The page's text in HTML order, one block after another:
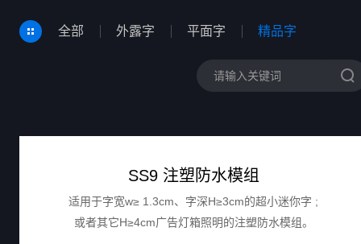
全部 外露字 平面字 精品字
SS9 注塑防水模组
适用于字宽w≥ 1.3cm、字深H≥3cm的超小迷你字 ;
或者其它H≥4cm广告灯箱照明的注塑防水模组。